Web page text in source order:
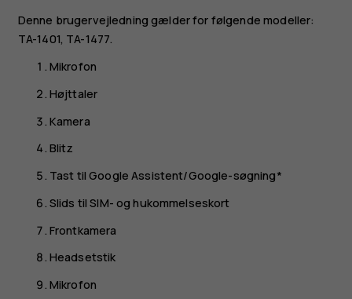
Denne brugervejledning gælder for følgende modeller:
TA-1401, TA-1477.
Mikrofon
Højttaler
Kamera
Blitz
Tast til Google Assistent/Google-søgning*
Slids til SIM- og hukommelseskort
Frontkamera
Headsetstik
Mikrofon